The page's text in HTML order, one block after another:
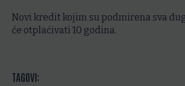
Novi kredit kojim su podmirena sva
će otplaćivati 10 godina.
TAGOVI: